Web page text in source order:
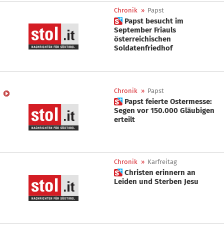
Chronik » Papst
 Papst besucht im
September Friauls
österreichischen
Soldatenfriedhof
Chronik » Papst
 Papst feierte Ostermesse:
Segen vor 150.000 Gläubigen
erteilt
Chronik » Karfreitag
 Christen erinnern an
Leiden und Sterben Jesu